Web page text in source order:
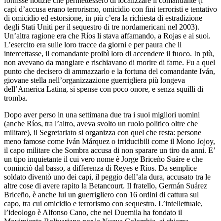
capi d’accusa erano terrorismo, omicidio con fini terroristi e tentativo
di omicidio ed estorsione, in più c’era la richiesta di estradizione
degli Stati Uniti per il sequestro di tre nordamericani nel 2003).
Un’altra ragione era che Ríos li stava affamando, a Rojas e ai suoi.
L’esercito era sulle loro tracce da giorni e per paura che li
intercettasse, il comandante proibì loro di accendere il fuoco. In più,
non avevano da mangiare e rischiavano di morire di fame. Fu a quel
punto che decisero di ammazzarlo e la fortuna del comandante Iván,
giovane stella nell’organizzazione guerrigliera più longeva
dell’America Latina, si spense con poco onore, e senza squilli di
tromba.
Dopo aver perso in una settimana due tra i suoi migliori uomini
(anche Ríos, tra l’altro, aveva svolto un ruolo politico oltre che
militare), il Segretariato si organizza con quel che resta: persone
meno famose come Iván Márquez o irriducibili come il Mono Jojoy,
il capo militare che Sombra accusa di non sparare un tiro da anni. E’
un tipo inquietante il cui vero nome è Jorge Briceño Suáre e che
cominciò dal basso, a differenza di Reyes e Ríos. Da semplice
soldato diventò uno dei capi, il peggio dell’ala dura, accusato tra le
altre cose di avere rapito la Betancourt. Il fratello, Germán Suárez
Briceño, è anche lui un guerrigliero con 16 ordini di cattura sul
capo, tra cui omicidio e terrorismo con sequestro. L’intellettuale,
l’ideologo è Alfonso Cano, che nel Duemila ha fondato il